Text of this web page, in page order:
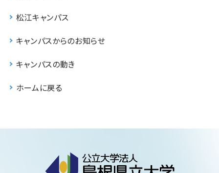
松江キャンパス
キャンパスからのお知らせ
キャンパスの動き
ホームに戻る